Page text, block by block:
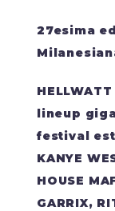
27esima
lineup
festival
KANYE
HOUSE
GARRIX,